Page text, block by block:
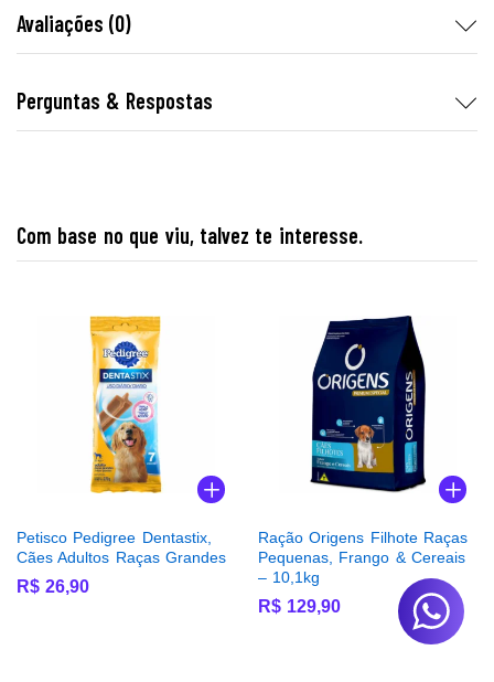
Avaliações (0)
Perguntas & Respostas
Com base no que viu, talvez te interesse.
Petisco Pedigree Dentastix,
Cães Adultos Raças Grandes
R$ 26,90
Ração Origens Filhote Raças
Pequenas, Frango & Cereais
– 10,1kg
R$ 129,90